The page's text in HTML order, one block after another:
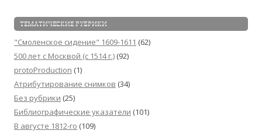
ТЕМАТИЧЕСКИЕ РУБРИКИ
"Смоленское сидение" 1609-1611 (62)
500 лет с Москвой (c 1514 г.) (92)
protoProduction (1)
Атрибутирование снимков (34)
Без рубрики (25)
Библиографические указатели (101)
В августе 1812-го (109)